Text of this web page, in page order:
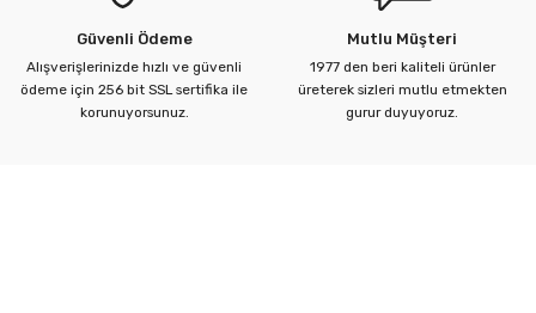
Güvenli Ödeme
Alışverişlerinizde hızlı ve güvenli
ödeme için 256 bit SSL sertifika ile
korunuyorsunuz.
Mutlu Müşteri
1977 den beri kaliteli ürünler
üreterek sizleri mutlu etmekten
gurur duyuyoruz.